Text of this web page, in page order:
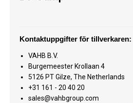
Rengöring & skötsel
Bil & släp
Vatten
Kontaktuppgifter för tillverkaren:
VAHB B.V.
Burgemeester Krollaan 4
5126 PT Gilze, The Netherlands
+31 161 - 20 40 20
sales@vahbgroup.com